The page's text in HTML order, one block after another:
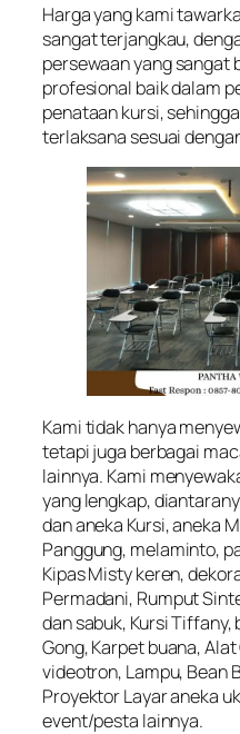
Harga yang kami
sangat terjangkau,
persewaan yang sangat
profesional baik dalam
penataan kursi,
terlaksana sesuai
Kami tidak hanya
tetapi juga berbagai
lainnya. Kami
yang lengkap,
dan aneka Kursi, aneka
Panggung, melaminto,
Kipas Misty keren,
Permadani, Rumput
dan sabuk, Kursi
Gong, Karpet buana,
videotron, Lampu, Bean
Proyektor Layar aneka
event/pesta lainnya.